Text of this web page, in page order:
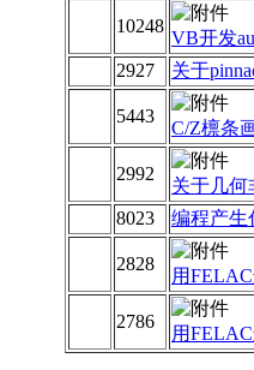
10248
VB开发
2927 关于
5443
C/Z檩条
2992
关于几
8023 编程产生
2828
用
2786
用